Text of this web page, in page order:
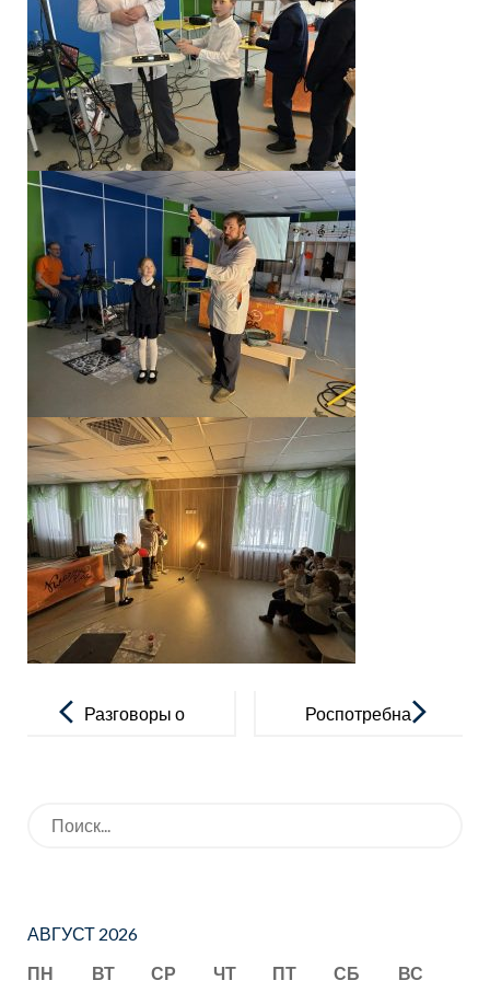
записям
Разговоры о
Роспотребна
Искать:
АВГУСТ 2026
ПН
ВТ СР ЧТ ПТ СБ
ВС